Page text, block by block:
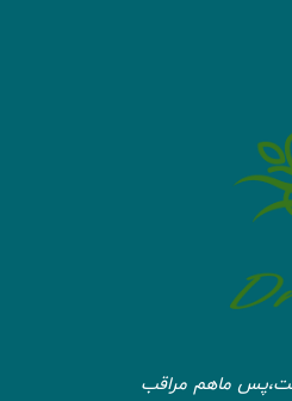
ماهم مراقب